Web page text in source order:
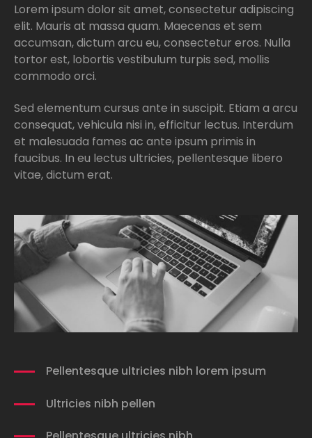
Lorem ipsum dolor sit amet, consectetur adipiscing
elit. Mauris at massa quam. Maecenas et sem
accumsan, dictum arcu eu, consectetur eros. Nulla
tortor est, lobortis vestibulum turpis sed, mollis
commodo orci.
Sed elementum cursus ante in suscipit. Etiam a arcu
consequat, vehicula nisi in, efficitur lectus. Interdum
et malesuada fames ac ante ipsum primis in
faucibus. In eu lectus ultricies, pellentesque libero
vitae, dictum erat.
Pellentesque ultricies nibh lorem ipsum
Ultricies nibh pellen